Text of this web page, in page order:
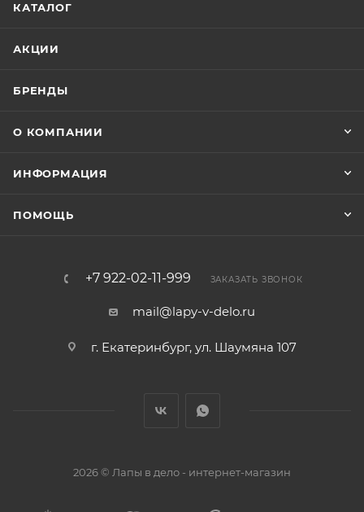
КАТАЛОГ
АКЦИИ
БРЕНДЫ
О КОМПАНИИ
ИНФОРМАЦИЯ
ПОМОЩЬ
+7 922-02-11-999 ЗАКАЗАТЬ ЗВОНОК
mail@lapy-v-delo.ru
г. Екатеринбург, ул. Шаумяна 107
2026 © Лапы в дело - интернет-магазин